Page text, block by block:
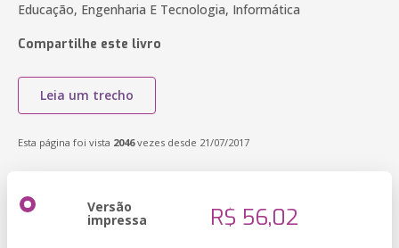
Educação, Engenharia E Tecnologia, Informática
Compartilhe este livro
Leia um trecho
Esta página foi vista 2046vezes desde 21/07/2017
Versão
impressa R$ 56,02